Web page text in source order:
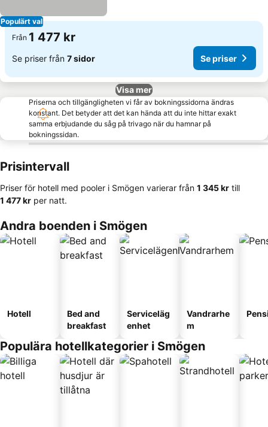
Populärt val
Från 1 477 kr
Se priser från 7 sidor Se priser
Visa mer
Priserna och tillgängligheten vi får av bokningssidorna ändras
konstant. Det betyder att det kan hända att du inte hittar exakt
samma erbjudande du såg på trivago när du hamnar på
bokningssidan.
Prisintervall
Priser för hotell med pooler i Smögen varierar från ‎1 345 kr till
‎1 477 kr per natt.
Andra boenden i Smögen
Hotell
Bed and
breakfast
Serviceläg
enhet
Vandrarhe
m
Populära hotellkategorier i Smögen